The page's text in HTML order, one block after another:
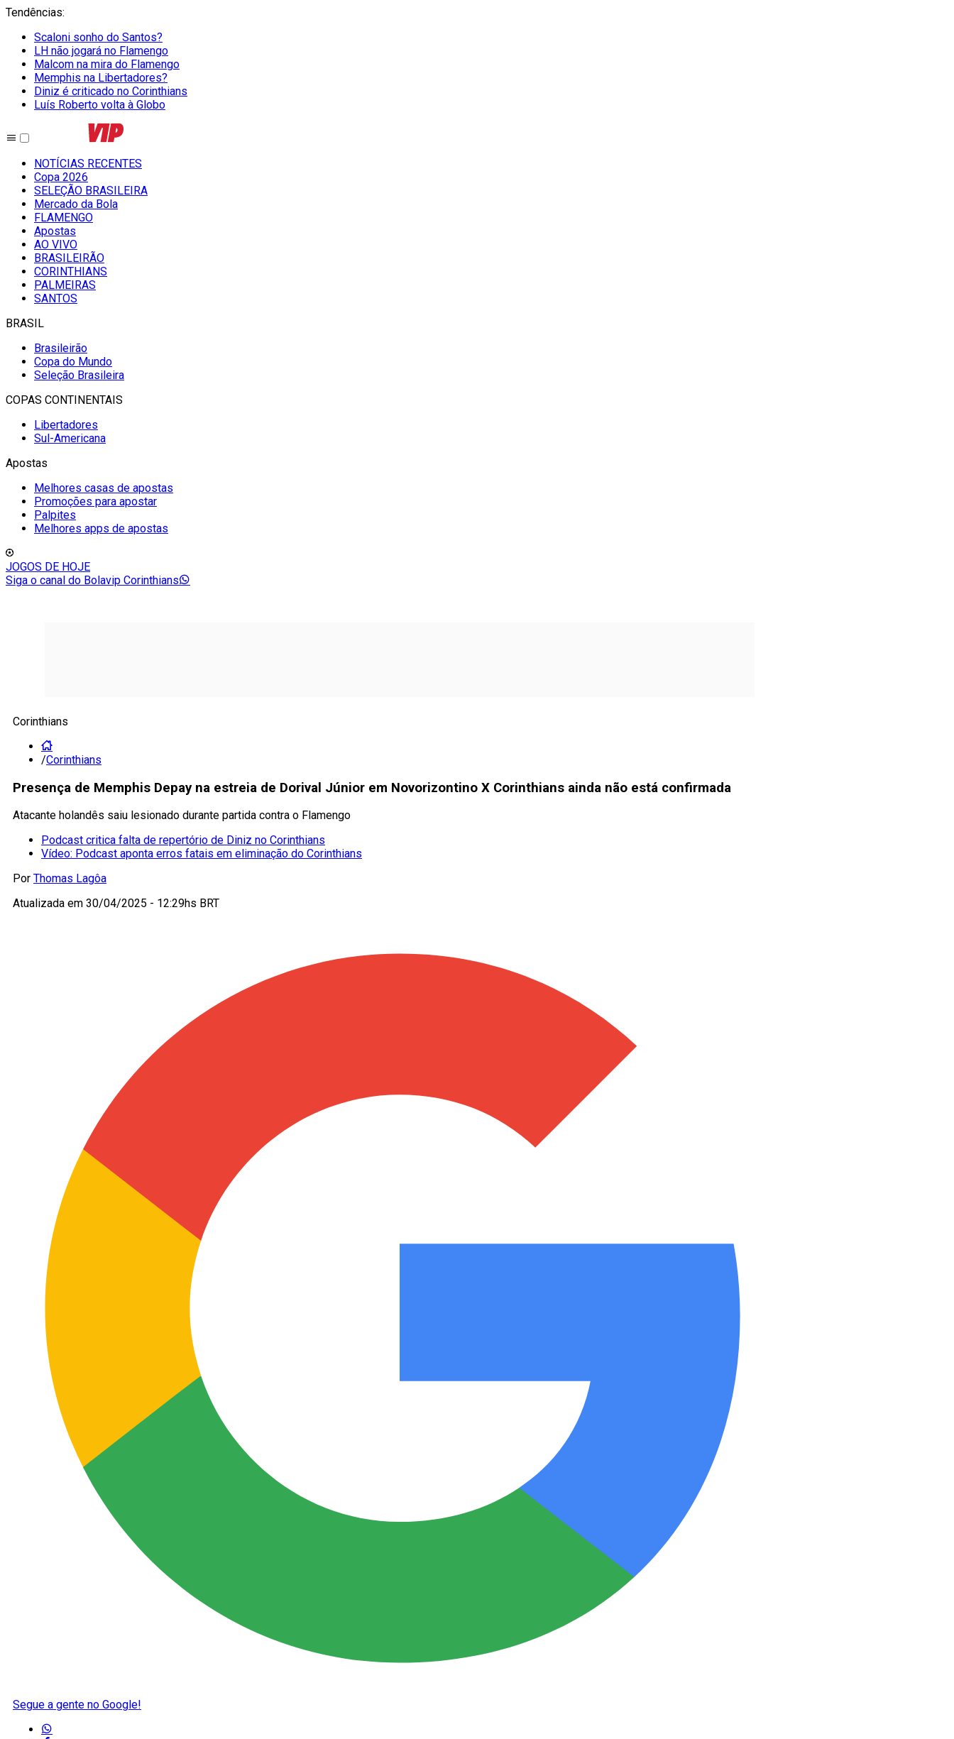
Tendências:
Scaloni sonho do Santos?
LH não jogará no Flamengo
Malcom na mira do Flamengo
Memphis na Libertadores?
Diniz é criticado no Corinthians
Luís Roberto volta à Globo
NOTÍCIAS RECENTES
Copa 2026
SELEÇÃO BRASILEIRA
Mercado da Bola
FLAMENGO
Apostas
AO VIVO
BRASILEIRÃO
CORINTHIANS
PALMEIRAS
SANTOS
BRASIL
Brasileirão
Copa do Mundo
Seleção Brasileira
COPAS CONTINENTAIS
Libertadores
Sul-Americana
Apostas
Melhores casas de apostas
Promoções para apostar
Palpites
Melhores apps de apostas
JOGOS DE HOJE
Siga o canal do Bolavip Corinthians
Corinthians
/Corinthians
Presença de Memphis Depay na estreia de Dorival Júnior em Novorizontino X Corinthians ainda não está confirmada
Atacante holandês saiu lesionado durante partida contra o Flamengo
Podcast critica falta de repertório de Diniz no Corinthians
Vídeo: Podcast aponta erros fatais em eliminação do Corinthians
Por Thomas Lagôa
Atualizada em 30/04/2025 - 12:29hs BRT
Segue a gente no Google!